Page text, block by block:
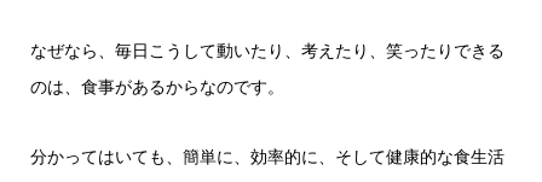
なぜなら、毎日こうして動いたり、考えたり、笑ったりできる
のは、食事があるからなのです。
分かってはいても、簡単に、効率的に、そして健康的な食生活